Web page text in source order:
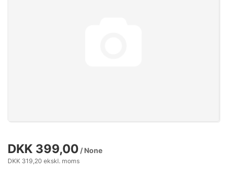
DKK 399,00 / None
DKK 319,20 ekskl. moms